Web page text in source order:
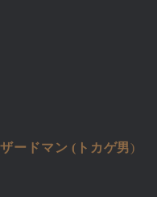
ードマン (トカゲ男)